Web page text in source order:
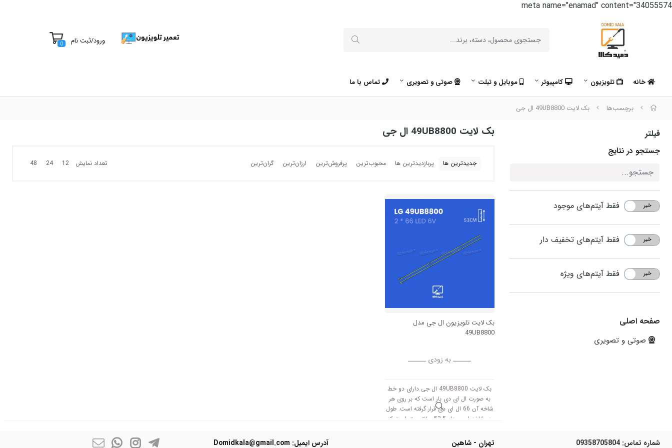
meta name="enamad" content="34055574
ورود/ثبت نام 0
خانه تلویزیون کامپیوتر موبایل و تبلت صوتی و تصویری تماس با ما
برچسب‌ها بک لایت 49UB8800 ال جی
فیلتر
جستجو در نتایج
بله خیر فقط آیتم‌های موجود
بله خیر فقط آیتم‌های تخفیف دار
بله خیر فقط آیتم‌های ویژه
صفحه اصلی
صوتی و تصویری
بک لایت 49UB8800 ال جی
جدیدترین ها پربازدیدترین ها محبوب‌‌ترین پرفروش‌ترین ارزان‌ترین گران‌ترین تعداد نمایش 12
24
48
بک لایت تلویزیون ال جی مدل
49UB8800
ــــــ به زودی ــــــ
بک لایت 49UB8800 ال جی دارای دو خط
به صورت ال ای دی بار است که بر روی هر
شاخه آن 66 ال ای دی قرار گرفته است. طول
هر شاخه این مدل 53.5 سانتی متر است که
شماره تماس: 09358705804 تهران - شاهین آدرس ایمیل: Domidkala@gmail.com